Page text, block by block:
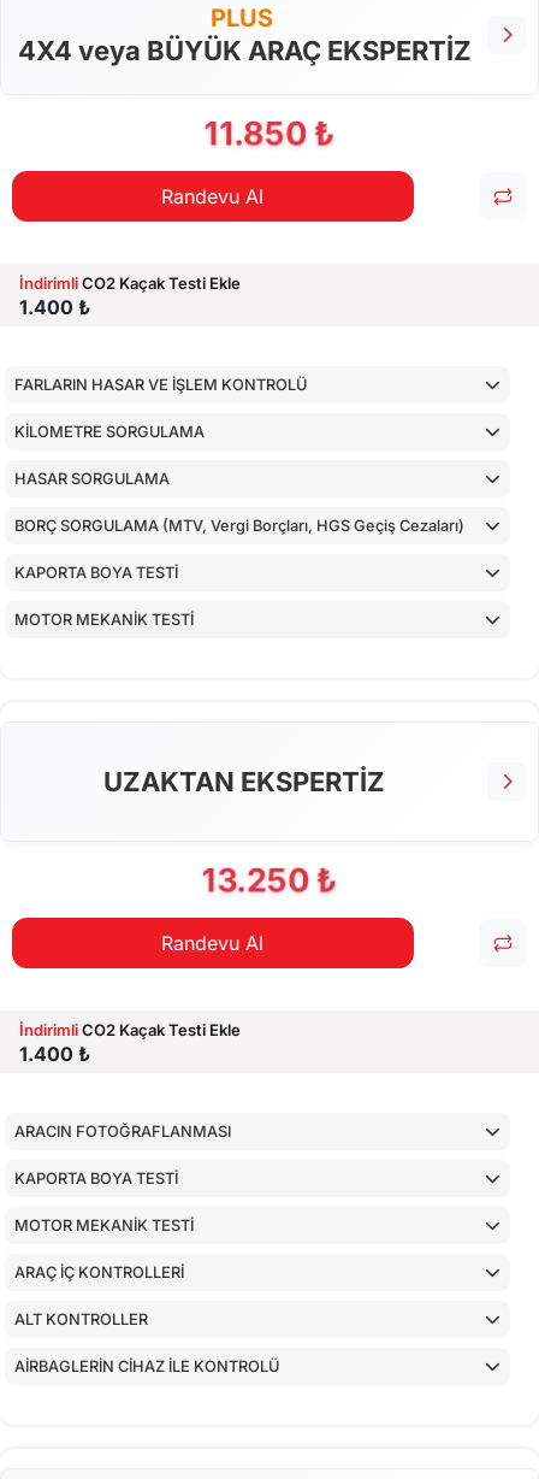
PLUS
4X4 veya BÜYÜK ARAÇ EKSPERTİZ
11.850 ₺
Randevu Al
İndirimliCO2 Kaçak Testi Ekle
1.400 ₺
FARLARIN HASAR VE İŞLEM KONTROLÜ
KİLOMETRE SORGULAMA
HASAR SORGULAMA
BORÇ SORGULAMA (MTV, Vergi Borçları, HGS Geçiş Cezaları)
KAPORTA BOYA TESTİ
MOTOR MEKANİK TESTİ
UZAKTAN EKSPERTİZ
13.250 ₺
Randevu Al
İndirimliCO2 Kaçak Testi Ekle
1.400 ₺
ARACIN FOTOĞRAFLANMASI
KAPORTA BOYA TESTİ
MOTOR MEKANİK TESTİ
ARAÇ İÇ KONTROLLERİ
ALT KONTROLLER
AİRBAGLERİN CİHAZ İLE KONTROLÜ